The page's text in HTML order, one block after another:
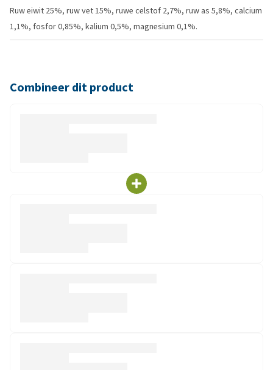
Ruw eiwit 25%, ruw vet 15%, ruwe celstof 2,7%, ruw as 5,8%, calcium
1,1%, fosfor 0,85%, kalium 0,5%, magnesium 0,1%.
Combineer dit product